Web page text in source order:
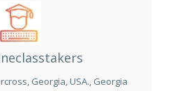
Georgia, USA., Georgia